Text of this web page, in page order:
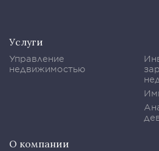
Услуги
Управление
недвижимостью
О компании